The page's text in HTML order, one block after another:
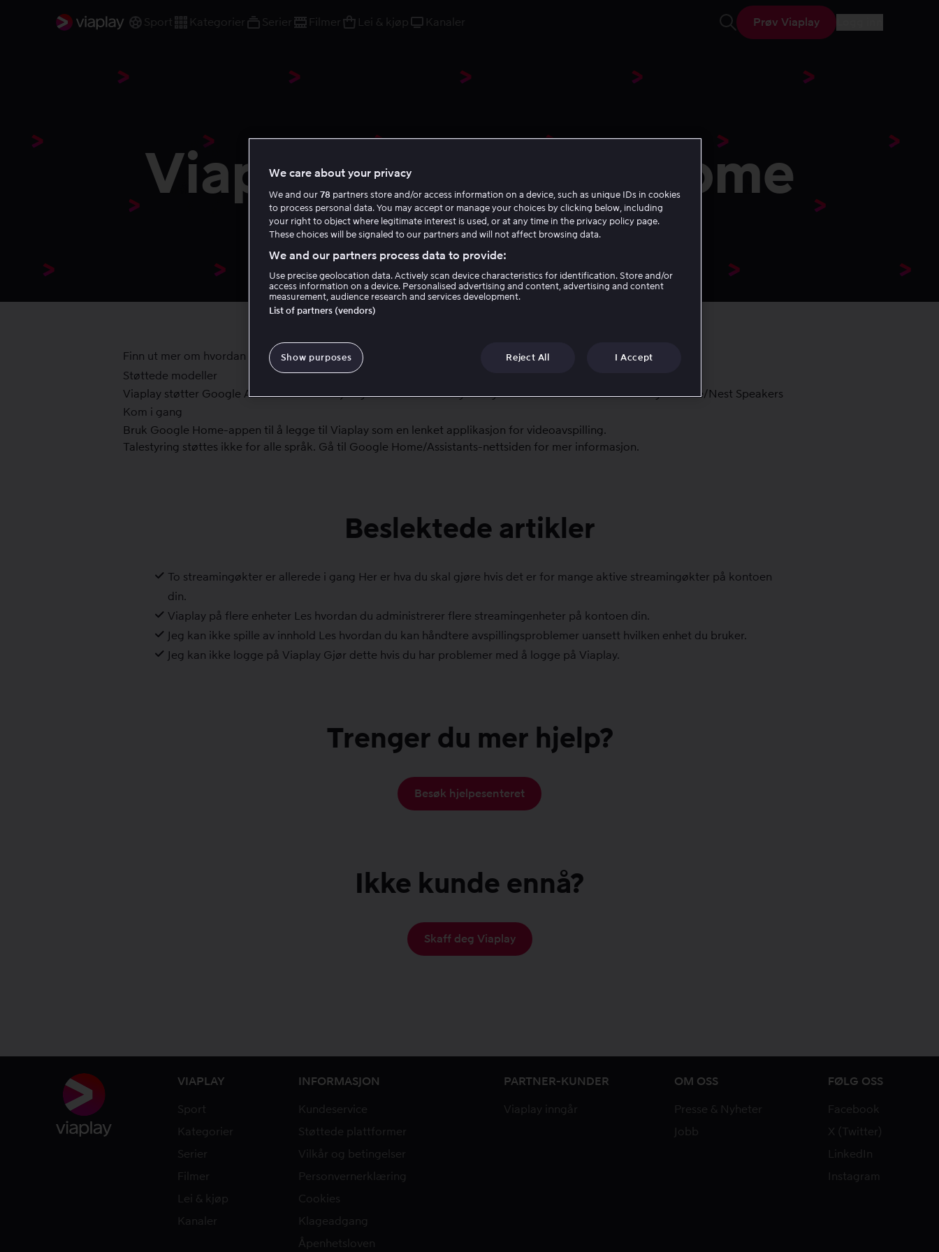
Sport Kategorier Serier Filmer Lei & kjøp Kanaler
Åpne søk
Prøv Viaplay
Viaplay på Google Home
Finn ut mer om hvordan du starter streaming på Google Home
Støttede modeller
Viaplay støtter Google Assistant for talestyring av Android TV- og Google TV-baserte enheter via Google Home/Nest Speakers
Kom i gang
Bruk Google Home-appen til å legge til Viaplay som en lenket applikasjon for videoavspilling.
Talestyring støttes ikke for alle språk. Gå til Google Home/Assistants-nettsiden for mer informasjon.
Beslektede artikler
To streamingøkter er allerede i gang Her er hva du skal gjøre hvis det er for mange aktive streamingøkter på kontoen
din.
Viaplay på flere enheter Les hvordan du administrerer flere streamingenheter på kontoen din.
Jeg kan ikke spille av innhold Les hvordan du kan håndtere avspillingsproblemer uansett hvilken enhet du bruker.
Jeg kan ikke logge på Viaplay Gjør dette hvis du har problemer med å logge på Viaplay.
Trenger du mer hjelp?
Besøk hjelpesenteret
Ikke kunde ennå?
Skaff deg Viaplay
VIAPLAY
Sport
Kategorier
Serier
Filmer
Lei & kjøp
Kanaler
INFORMASJON
Kundeservice
Støttede plattformer
Vilkår og betingelser
Personvernerklæring
Cookies
Klageadgang
Åpenhetsloven
PARTNER-KUNDER
Viaplay inngår
OM OSS
Presse & Nyheter
Jobb
FØLG OSS
Facebook
X (Twitter)
LinkedIn
Instagram
We care about your privacy
We and our 78 partners store and/or access information on a device, such as unique IDs in cookies
to process personal data. You may accept or manage your choices by clicking below, including
your right to object where legitimate interest is used, or at any time in the privacy policy page.
These choices will be signaled to our partners and will not affect browsing data.
We and our partners process data to provide:
Use precise geolocation data. Actively scan device characteristics for identification. Store and/or
access information on a device. Personalised advertising and content, advertising and content
measurement, audience research and services development.
List of partners (vendors)
Show purposes Reject All I Accept